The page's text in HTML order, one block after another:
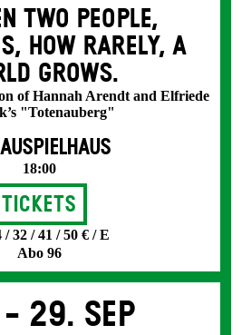
TWO PEOPLE,
HOW RARELY, A
GROWS.
of Hannah Arendt and Elfriede
"Totenauberg"
18:00
Tickets
/ 32 / 41 / 50 € / E
Abo 96
- 29. Sep